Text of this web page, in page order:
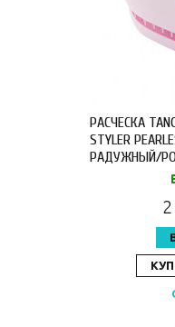
РАСЧЕСКА
STYLER
РАДУЖНЫЙ/